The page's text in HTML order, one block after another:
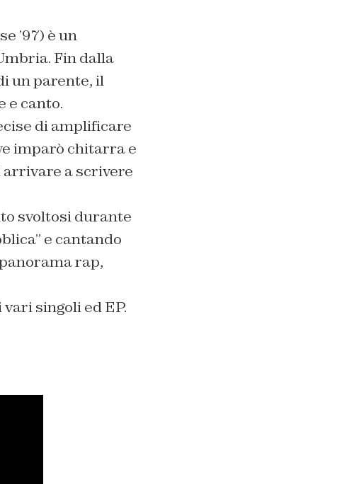
’97) è un
Fin dalla
un parente, il
e canto.
di amplificare
imparò chitarra e
arrivare a scrivere
svoltosi durante
e cantando
rap,
singoli ed EP.